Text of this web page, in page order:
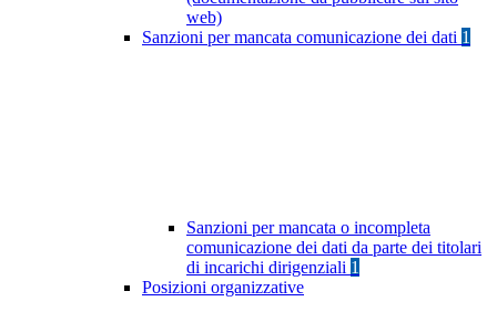
web)
Sanzioni per mancata comunicazione dei dati 1
Sanzioni per mancata o incompleta
comunicazione dei dati da parte dei titolari
di incarichi dirigenziali 1
Posizioni organizzative